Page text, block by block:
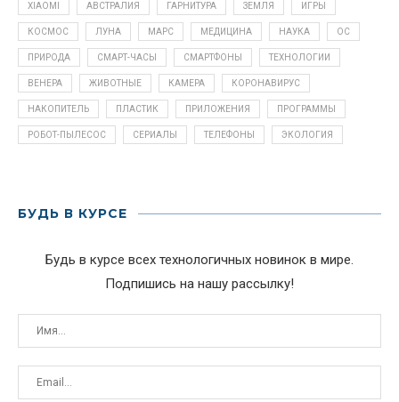
XIAOMI АВСТРАЛИЯ ГАРНИТУРА ЗЕМЛЯ ИГРЫ
КОСМОС ЛУНА МАРС МЕДИЦИНА НАУКА ОС
ПРИРОДА СМАРТ-ЧАСЫ СМАРТФОНЫ ТЕХНОЛОГИИ
ВЕНЕРА ЖИВОТНЫЕ КАМЕРА КОРОНАВИРУС
НАКОПИТЕЛЬ ПЛАСТИК ПРИЛОЖЕНИЯ ПРОГРАММЫ
РОБОТ-ПЫЛЕСОС СЕРИАЛЫ ТЕЛЕФОНЫ ЭКОЛОГИЯ
БУДЬ В КУРСЕ
Будь в курсе всех технологичных новинок в мире.
Подпишись на нашу рассылку!